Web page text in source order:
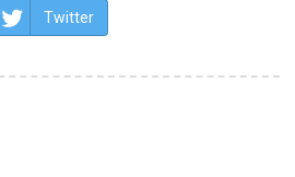
Twitter